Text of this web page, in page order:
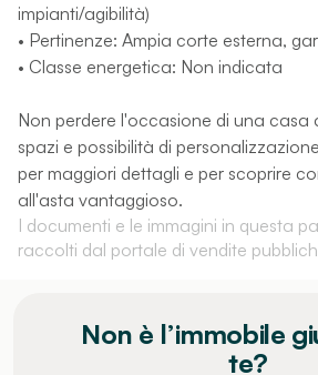
impianti/agibilità)
• Pertinenze: Ampia corte esterna,
• Classe energetica: Non indicata
Non perdere l'occasione di una casa
spazi e possibilità di
per maggiori dettagli e per scoprire
all'asta vantaggioso.
I documenti e le immagini in questa
raccolti dal portale di vendite
Non è l’immobile
te?